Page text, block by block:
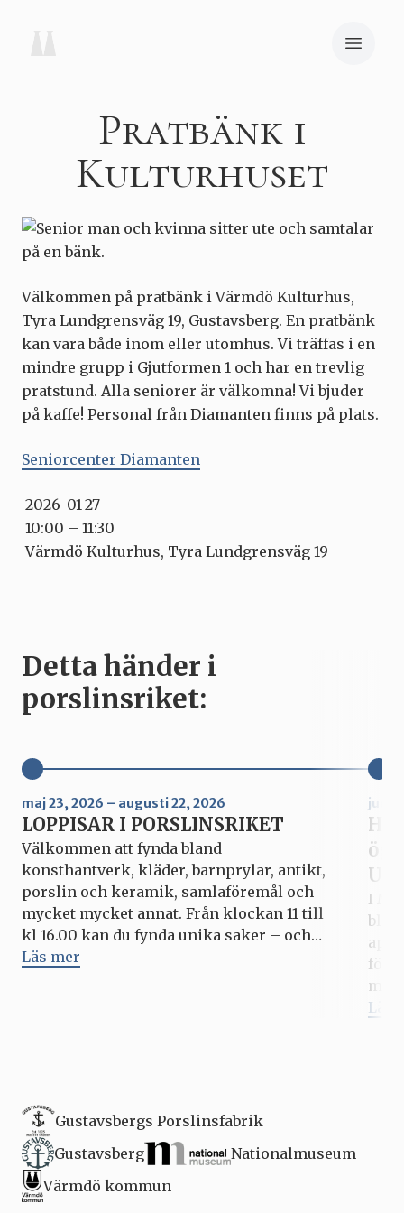
Pratbänk i
Kulturhuset
Välkommen på pratbänk i Värmdö Kulturhus,
Tyra Lundgrensväg 19, Gustavsberg. En pratbänk
kan vara både inom eller utomhus. Vi träffas i en
mindre grupp i Gjutformen 1 och har en trevlig
pratstund. Alla seniorer är välkomna! Vi bjuder
på kaffe! Personal från Diamanten finns på plats.
Seniorcenter Diamanten
2026-01-27
10:00 – 11:30
Värmdö Kulturhus, Tyra Lundgrensväg 19
Detta händer i
porslinsriket:
maj 23, 2026 – augusti 22, 2026
LOPPISAR I PORSLINSRIKET
Välkommen att fynda bland
konsthantverk, kläder, barnprylar, antikt,
porslin och keramik, samlaföremål och
mycket mycket annat. Från klockan 11 till
kl 16.00 kan du fynda unika saker – och
kanske göra ett bra klipp? Hela
Läs mer
juni
I
Läs
Gustavsbergs Porslinsfabrik
Gustavsberg
Nationalmuseum
Värmdö kommun